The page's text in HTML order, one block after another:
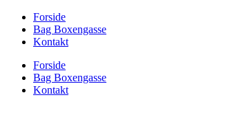
Forside
Bag Boxengasse
Kontakt
Forside
Bag Boxengasse
Kontakt